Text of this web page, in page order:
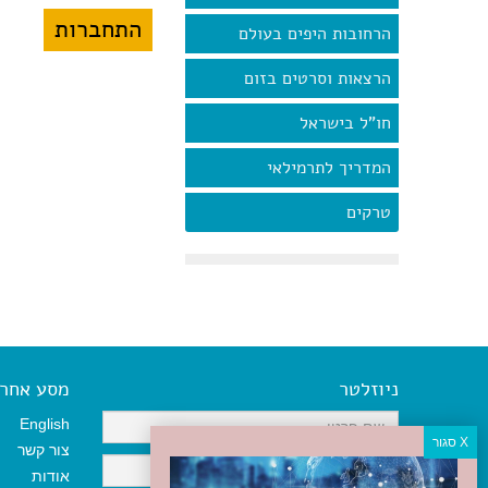
הרחובות היפים בעולם
הרצאות וסרטים בזום
חו"ל בישראל
המדריך לתרמילאי
טרקים
ניוזלטר מסע אחר
English
צור קשר
אודות